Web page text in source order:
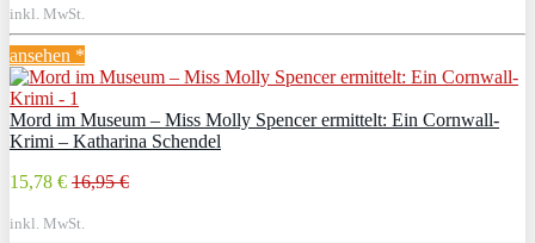
inkl. MwSt.
ansehen *
Mord im Museum – Miss Molly Spencer ermittelt: Ein Cornwall-
Krimi – Katharina Schendel
15,78 € 16,95 €
inkl. MwSt.